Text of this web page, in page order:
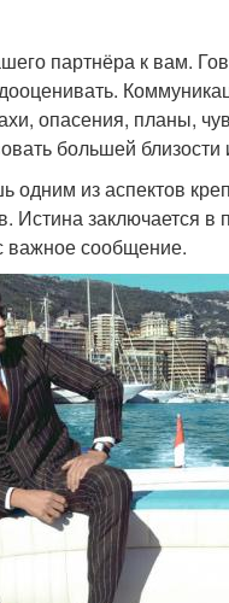
партнёра к вам.
опасения, планы,
большей
из аспектов
Истина заключается
важное сообщение.